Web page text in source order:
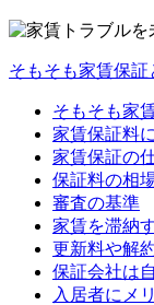
そもそも家賃保証
そもそも家
家賃保証料
家賃保証の
保証料の相
審査の基準
家賃を滞納
更新料や解
保証会社は
入居者にメ